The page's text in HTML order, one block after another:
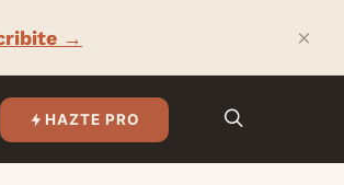
→ ×
HAZTE PRO